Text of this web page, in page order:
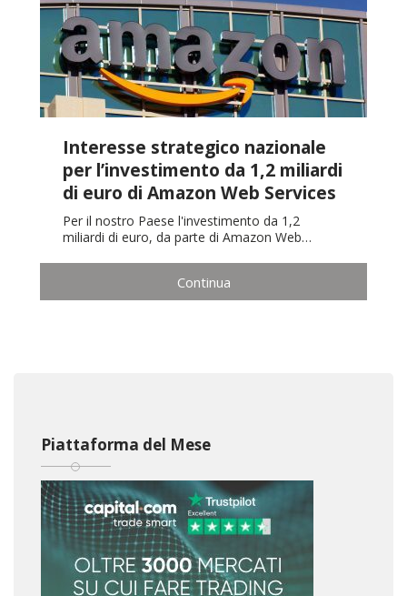
Interesse strategico nazionale
per l’investimento da 1,2 miliardi
di euro di Amazon Web Services
Per il nostro Paese l'investimento da 1,2
miliardi di euro, da parte di Amazon Web…
Continua
Piattaforma del Mese